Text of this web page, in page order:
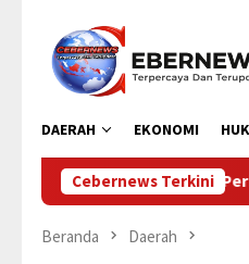
konten
DAERAH EKONOMI
Cebernews Terkini
Dinas Perhubungan Kabupaten
Beranda Daerah